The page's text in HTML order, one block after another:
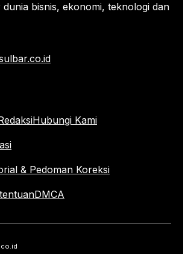
bisnis, ekonomi, teknologi dan
Hubungi Kami
& Pedoman Koreksi
DMCA